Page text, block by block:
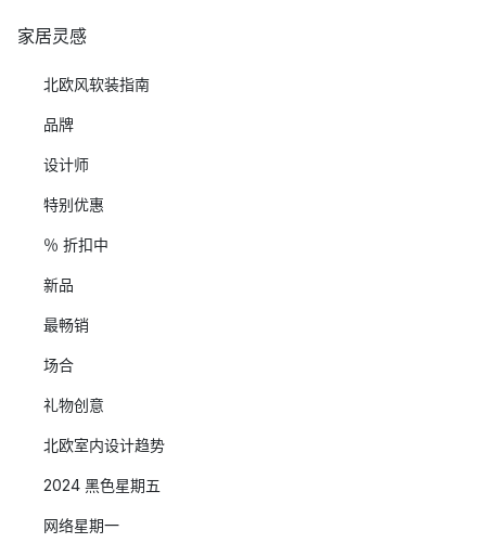
家居灵感
北欧风软装指南
品牌
设计师
特别优惠
％ 折扣中
新品
最畅销
场合
礼物创意
北欧室内设计趋势
2024 黑色星期五
网络星期一